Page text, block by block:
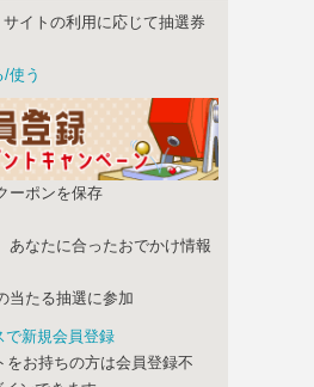
イトの利用に応じて抽選券
使う
ーポンを保存
あなたに合ったおでかけ情報
当たる抽選に参加
で新規会員登録
お持ちの方は会員登録不